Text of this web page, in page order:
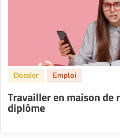
Travailler en maison de
diplôme